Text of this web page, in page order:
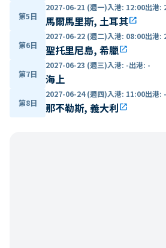
第5日
2027-06-21 (週一)入港: 12:00出港:
馬爾馬里斯, 土耳其open_in_new
第6日
2027-06-22 (週二)入港: 08:00出港:
聖托里尼島, 希臘open_in_new
第7日
2027-06-23 (週三)入港: -出港: -
海上
第8日
2027-06-24 (週四)入港: 11:00出港: -
那不勒斯, 義大利open_in_new